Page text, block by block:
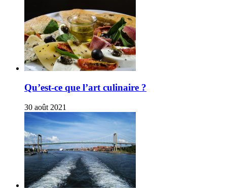
Qu’est-ce que l’art culinaire ?
30 août 2021